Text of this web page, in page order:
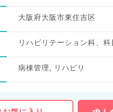
大阪府大阪市東住吉区
リハビリテーション科、科
病棟管理, リハビリ